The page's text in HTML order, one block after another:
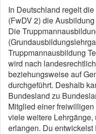
In Deutschland regelt
(FwDV 2) die
Die
Truppmannausbildung
wird nach
beziehungsweise auf
durchgeführt. Deshalb
Bundesland zu
Mitglied einer
viele weitere
erlangen. Du entwickelst